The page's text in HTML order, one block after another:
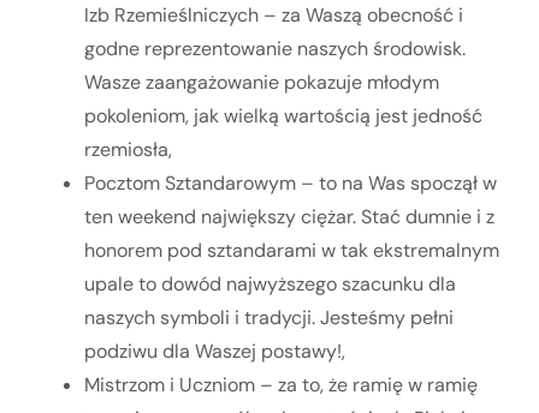
Izb Rzemieślniczych – za Waszą obecność i
godne reprezentowanie naszych środowisk.
Wasze zaangażowanie pokazuje młodym
pokoleniom, jak wielką wartością jest jedność
rzemiosła,
Pocztom Sztandarowym – to na Was spoczął w
ten weekend największy ciężar. Stać dumnie i z
honorem pod sztandarami w tak ekstremalnym
upale to dowód najwyższego szacunku dla
naszych symboli i tradycji. Jesteśmy pełni
podziwu dla Waszej postawy!,
Mistrzom i Uczniom – za to, że ramię w ramię